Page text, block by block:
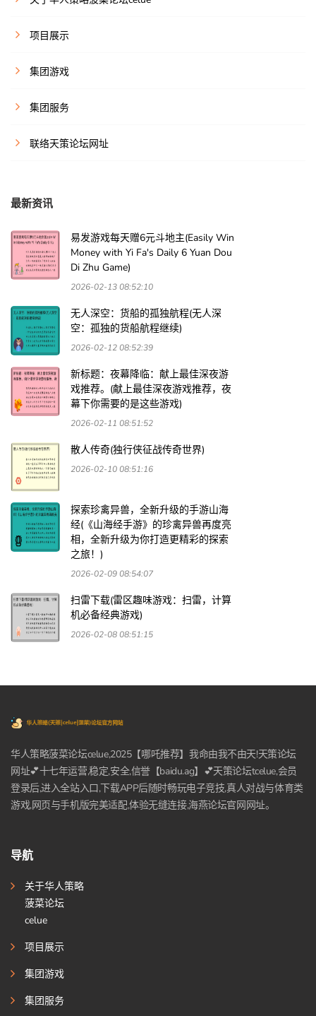
项目展示
集团游戏
集团服务
联络天策论坛网址
最新资讯
易发游戏每天赠6元斗地主(Easily Win
Money with Yi Fa's Daily 6 Yuan Dou
Di Zhu Game)
2026-02-13 08:52:10
无人深空：货船的孤独航程(无人深
空：孤独的货船航程继续)
2026-02-12 08:52:39
新标题：夜幕降临：献上最佳深夜游
戏推荐。(献上最佳深夜游戏推荐，夜
幕下你需要的是这些游戏)
2026-02-11 08:51:52
散人传奇(独行侠征战传奇世界)
2026-02-10 08:51:16
探索珍禽异兽，全新升级的手游山海
经(《山海经手游》的珍禽异兽再度亮
相，全新升级为你打造更精彩的探索
之旅！)
2026-02-09 08:54:07
扫雷下载(雷区趣味游戏：扫雷，计算
机必备经典游戏)
2026-02-08 08:51:15
华人策略菠菜论坛celue,2025【哪吒推荐】我命由我不由天!天策论坛
网址💕十七年运营,稳定,安全,信誉【baidu.ag】💕天策论坛tcelue,会员
登录后,进入全站入口,下载APP后随时畅玩电子竞技,真人对战与体育类
游戏,网页与手机版完美适配,体验无缝连接,海燕论坛官网网址。
导航
关于华人策略
菠菜论坛
celue
项目展示
集团游戏
集团服务